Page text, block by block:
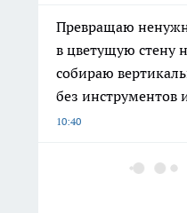
Превращаю
в цветущую стену
собираю
без инструментов
10:40
Британский